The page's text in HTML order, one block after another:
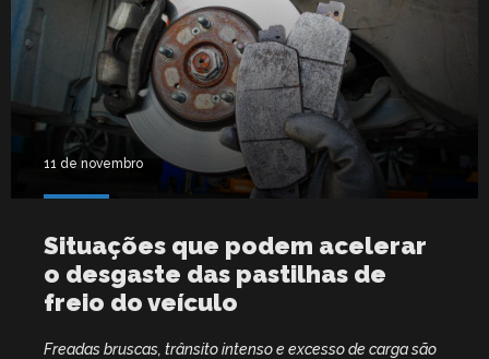
11 de novembro
Situações que podem acelerar
o desgaste das pastilhas de
freio do veículo
Freadas bruscas, trânsito intenso e excesso de carga são